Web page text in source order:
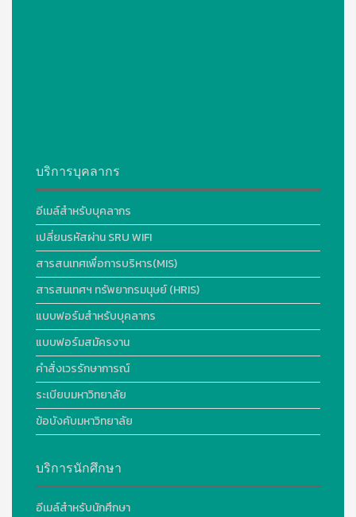
บริการบุคลากร
อีเมล์สำหรับบุคลากร
เปลี่ยนรหัสผ่าน SRU WIFI
สารสนเทศเพื่อการบริหาร(MIS)
สารสนเทศฯ ทรัพยากรมนุษย์ (HRIS)
แบบฟอร์มสำหรับบุคลากร
แบบฟอร์มสมัครงาน
คำสั่งเวรรักษาการณ์
ระเบียบมหาวิทยาลัย
ข้อบังคับมหาวิทยาลัย
บริการนักศึกษา
อีเมล์สำหรับนักศึกษา